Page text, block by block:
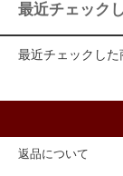
最近チェック
最近チェックした
返品について